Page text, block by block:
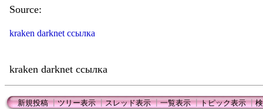
Source:
kraken darknet ссылка
kraken darknet ссылка
新規投稿┃ツリー表示┃スレッド表示┃一覧表示┃トピック表示┃